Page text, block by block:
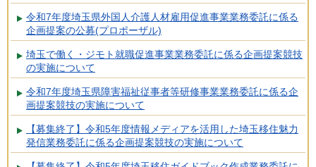
令和7年度埼玉県外国人介護人材雇用促進事業業務委託に係る
企画提案の公募(プロポーザル)
埼玉で働く・ジモト就職促進事業業務委託に係る企画提案競技
の実施について
令和7年度埼玉県障害福祉従事者等研修事業業務委託に係る企
画提案競技の実施について
【募集終了】令和5年度情報メディアを活用した埼玉移住魅力
発信業務委託に係る企画提案競技の実施について